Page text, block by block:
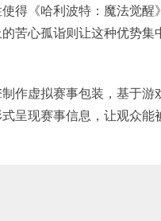
得《哈利波特：魔法觉
苦心孤诣则让这种优势集
作虚拟赛事包装，基于游
呈现赛事信息，让观众